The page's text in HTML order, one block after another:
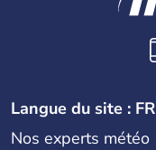
Langue du site : FR
Nos experts météo